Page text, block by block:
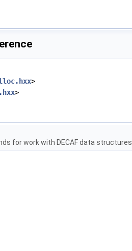
>
>
for work with DECAF data structures.